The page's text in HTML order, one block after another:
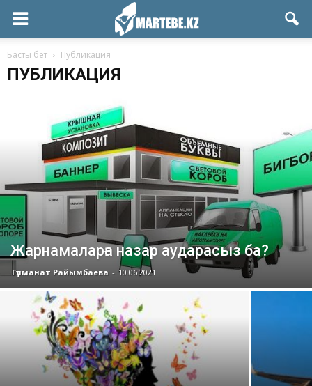
Басты бет Публикация
ПУБЛИКАЦИЯ
Жарнамаларға назар аударасыз ба?
Гүлманат Райымбаева - 10.06.2021